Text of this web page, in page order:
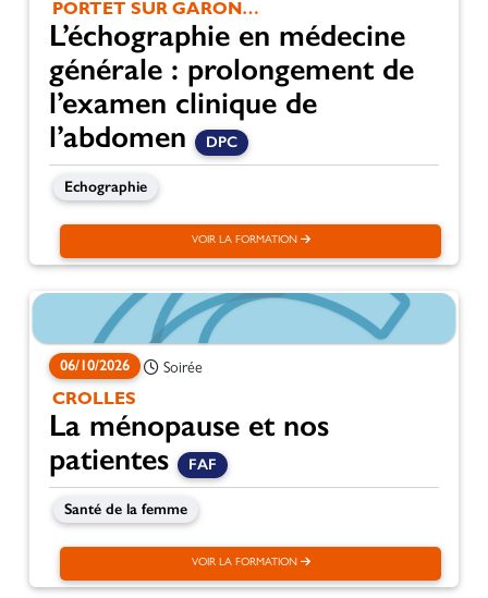
PORTET SUR GARONNE
L’échographie en médecine
générale : prolongement de
l’examen clinique de
l’abdomen
DPC
Echographie
VOIR LA FORMATION
06/10/2026 Soirée
CROLLES
La ménopause et nos
patientes
FAF
Santé de la femme
VOIR LA FORMATION